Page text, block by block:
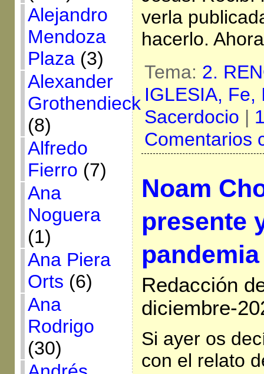
Alejandro
Mendoza
Plaza(3)
Alexander
Grothendieck
(8)
Alfredo
Fierro (7)
Ana
Noguera
(1)
Ana Piera
Orts (6)
Ana
Rodrigo
(30)
verla
hacerlo.
Tema: 2.
IGLESIA, Fe,
Sacerdocio |
Comentarios
Noam
presente
pandemia
Redacción
diciembre-
Si ayer os
con el relato